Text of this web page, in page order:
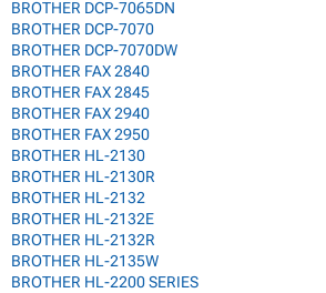
BROTHER DCP-7065DN
BROTHER DCP-7070
BROTHER DCP-7070DW
BROTHER FAX 2840
BROTHER FAX 2845
BROTHER FAX 2940
BROTHER FAX 2950
BROTHER HL-2130
BROTHER HL-2130R
BROTHER HL-2132
BROTHER HL-2132E
BROTHER HL-2132R
BROTHER HL-2135W
BROTHER HL-2200 SERIES